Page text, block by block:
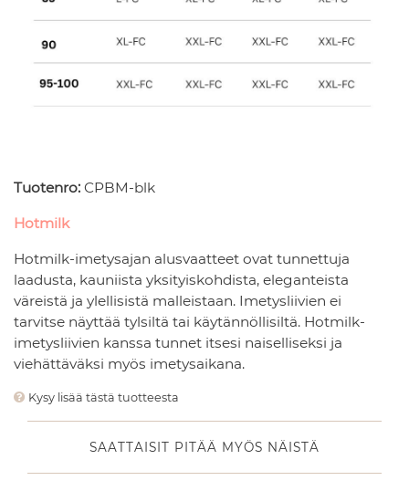
Tuotenro: CPBM-blk
Hotmilk
Hotmilk-imetysajan alusvaatteet ovat tunnettuja
laadusta, kauniista yksityiskohdista, eleganteista
väreistä ja ylellisistä malleistaan. Imetysliivien ei
tarvitse näyttää tylsiltä tai käytännöllisiltä. Hotmilk-
imetysliivien kanssa tunnet itsesi naiselliseksi ja
viehättäväksi myös imetysaikana.
Kysy lisää tästä tuotteesta
SAATTAISIT PITÄÄ MYÖS NÄISTÄ